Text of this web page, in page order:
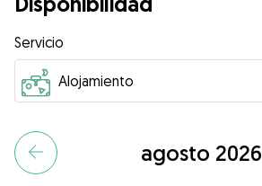
Servicio
agosto 2026